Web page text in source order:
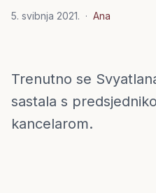
5. svibnja 2021. · Ana
Austrija
Trenutno se
sastala s
kancelarom.